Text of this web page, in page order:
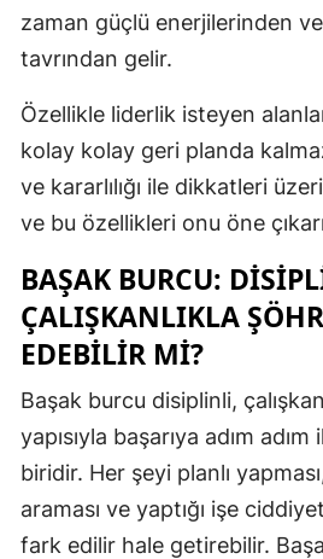
zaman güçlü enerjilerinden ve
tavrından gelir.
Özellikle liderlik isteyen
kolay kolay geri planda
ve kararlılığı ile dikkatleri
ve bu özellikleri onu öne
BAŞAK BURCU:
ÇALIŞKANLIKLA
EDEBILIR MI?
Başak burcu disiplinli,
yapısıyla başarıya adım
biridir. Her şeyi planlı
araması ve yaptığı işe
fark edilir hale getirebilir.